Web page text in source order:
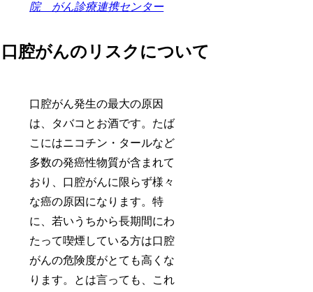
院 がん診療連携センター
口腔がんのリスクについて
口腔がん発生の最大の原因
は、タバコとお酒です。たば
こにはニコチン・タールなど
多数の発癌性物質が含まれて
おり、口腔がんに限らず様々
な癌の原因になります。特
に、若いうちから長期間にわ
たって喫煙している方は口腔
がんの危険度がとても高くな
ります。とは言っても、これ